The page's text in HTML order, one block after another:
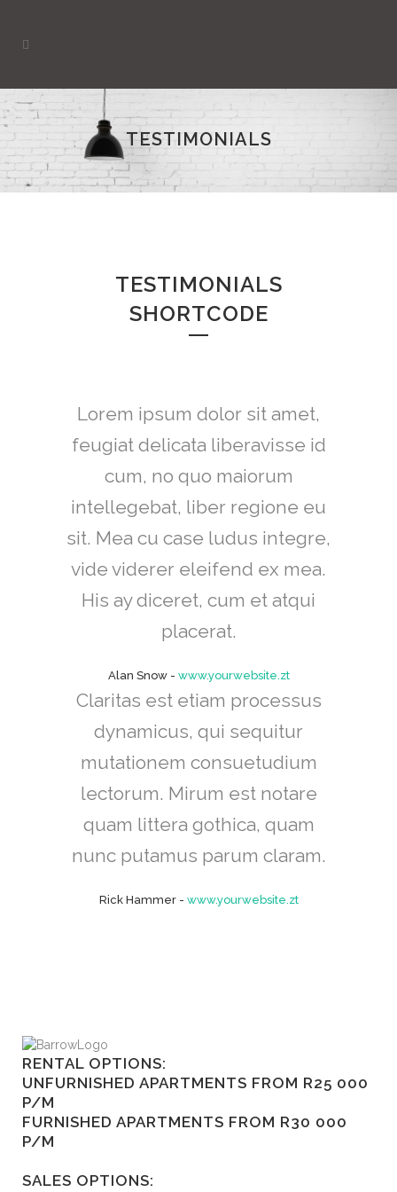
TESTIMONIALS
TESTIMONIALS
SHORTCODE
Lorem ipsum dolor sit amet,
feugiat delicata liberavisse id
cum, no quo maiorum
intellegebat, liber regione eu
sit. Mea cu case ludus integre,
vide viderer eleifend ex mea.
His ay diceret, cum et atqui
placerat.
Alan Snow- www.yourwebsite.zt
Claritas est etiam processus
dynamicus, qui sequitur
mutationem consuetudium
lectorum. Mirum est notare
quam littera gothica, quam
nunc putamus parum claram.
Rick Hammer- www.yourwebsite.zt
RENTAL OPTIONS:
UNFURNISHED APARTMENTS FROM R25 000
P/M
FURNISHED APARTMENTS FROM R30 000
P/M
SALES OPTIONS: